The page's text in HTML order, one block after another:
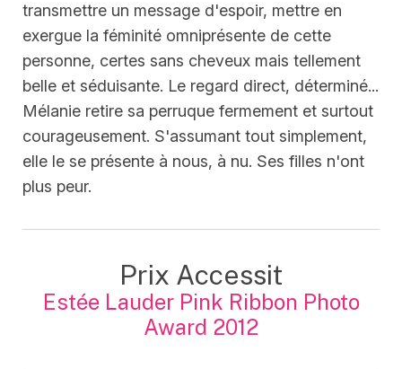
transmettre un message d'espoir, mettre en
exergue la féminité omniprésente de cette
personne, certes sans cheveux mais tellement
belle et séduisante. Le regard direct, déterminé...
Mélanie retire sa perruque fermement et surtout
courageusement. S'assumant tout simplement,
elle le se présente à nous, à nu. Ses filles n'ont
plus peur.
Prix Accessit
Estée Lauder Pink Ribbon Photo
Award 2012